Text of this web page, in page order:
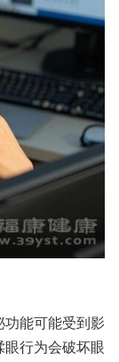
功能可能受到影
眼行为会破坏眼